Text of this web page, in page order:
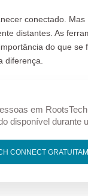
conectado.
distantes. As
do que
diferença.
em
disponível durante
CONNECT